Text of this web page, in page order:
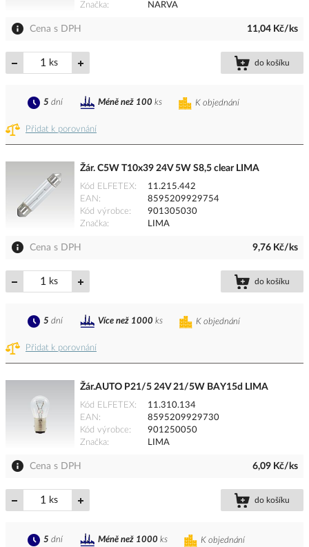
Značka
NARVA
Cena s DPH 11,04 Kč/ks
ks do košíku
Přidat k porovnání
K objednání
5 dní Méně než 100 ks
Žár. C5W T10x39 24V 5W S8,5 clear LIMA
Kód ELFETEX
11.215.442
EAN
8595209929754
Kód výrobce
901305030
Značka
LIMA
Cena s DPH 9,76 Kč/ks
ks do košíku
Přidat k porovnání
K objednání
5 dní Více než 1000 ks
Žár.AUTO P21/5 24V 21/5W BAY15d LIMA
Kód ELFETEX
11.310.134
EAN
8595209929730
Kód výrobce
901250050
Značka
LIMA
Cena s DPH 6,09 Kč/ks
ks do košíku
K objednání
5 dní Méně než 1000 ks